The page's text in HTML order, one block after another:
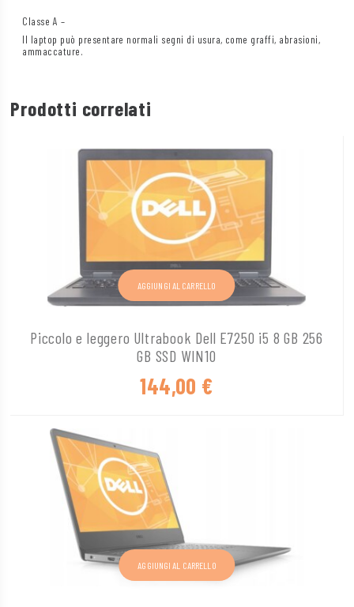
Classe A –
Il laptop può presentare normali segni di usura, come graffi, abrasioni,
ammaccature.
Prodotti correlati
Piccolo e leggero Ultrabook Dell E7250 i5 8 GB 256
GB SSD WIN10
144,00 €
AGGIUNGI AL CARRELLO
AGGIUNGI AL CARRELLO